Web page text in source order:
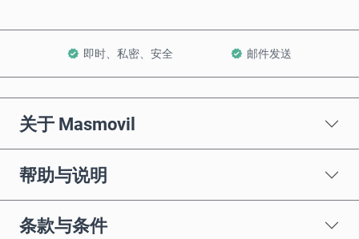
即时、私密、安全 邮件发送
关于 Masmovil
帮助与说明
条款与条件